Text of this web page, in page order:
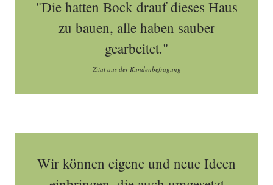
"Die hatten Bock drauf dieses Haus
zu bauen, alle haben sauber
gearbeitet."
Zitat aus der Kundenbefragung
Wir können eigene und neue Ideen